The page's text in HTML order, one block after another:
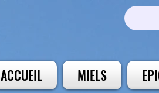
ACCUEIL MIELS